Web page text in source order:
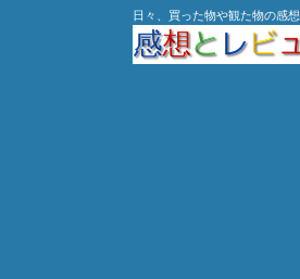
日々、買った物や観た物の感想